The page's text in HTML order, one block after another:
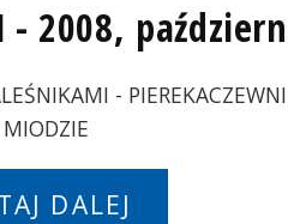
- 2008,
-
DALEJ